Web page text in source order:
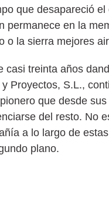
que desapareció
permanece en la
o la sierra mejores
casi treinta años
Proyectos, S.L.,
que desde
del resto. No
a lo largo de
plano.